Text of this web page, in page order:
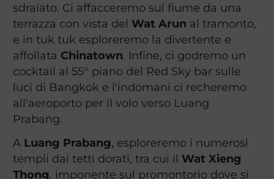
sdraiato. Ci affacceremo sul fiume da una
terrazza con vista del Wat Arun al tramonto,
e in tuk tuk esploreremo la divertente e
affollata Chinatown. Infine, ci godremo un
cocktail al 55° piano del Red Sky bar sulle
luci di Bangkok e l'indomani ci recheremo
all'aeroporto per il volo verso Luang
Prabang.
A Luang Prabang, esploreremo i numerosi
templi dai tetti dorati, tra cui il Wat Xieng
Thong, imponente sul promontorio dove si